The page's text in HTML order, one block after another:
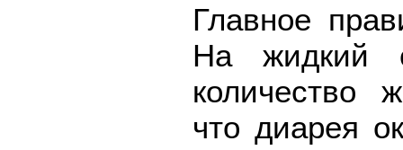
Главное
На жидкий
количество
что диарея